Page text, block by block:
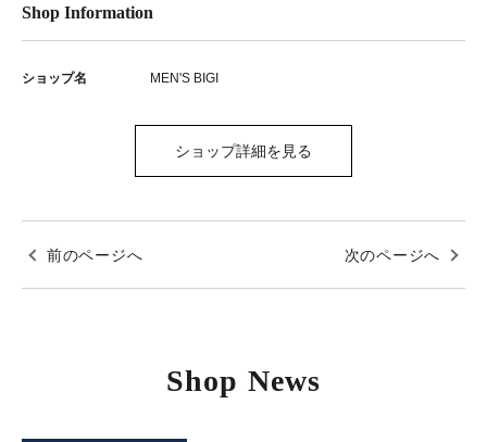
Shop Information
ショップ名 MEN'S BIGI
ショップ詳細を見る
前のページへ 次のページへ
Shop News